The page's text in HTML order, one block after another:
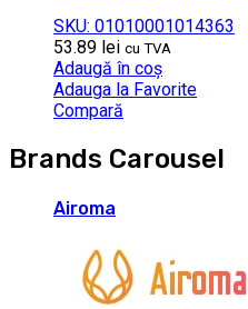
SKU: 01010001014363
53.89 lei cu TVA
Adaugă în coș
Adauga la Favorite
Compară
Brands Carousel
Airoma